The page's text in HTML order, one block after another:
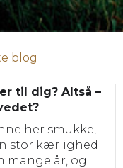
blog
til dig? Altså –
her smukke,
stor kærlighed
mange år, og